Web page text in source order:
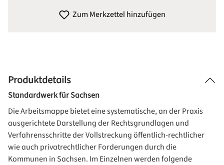
Zum Merkzettel hinzufügen
Produktdetails
Standardwerk für Sachsen
Die Arbeitsmappe bietet eine systematische, an der Praxis
ausgerichtete Darstellung der Rechtsgrundlagen und
Verfahrensschritte der Vollstreckung öffentlich-rechtlicher
wie auch privatrechtlicher Forderungen durch die
Kommunen in Sachsen. Im Einzelnen werden folgende